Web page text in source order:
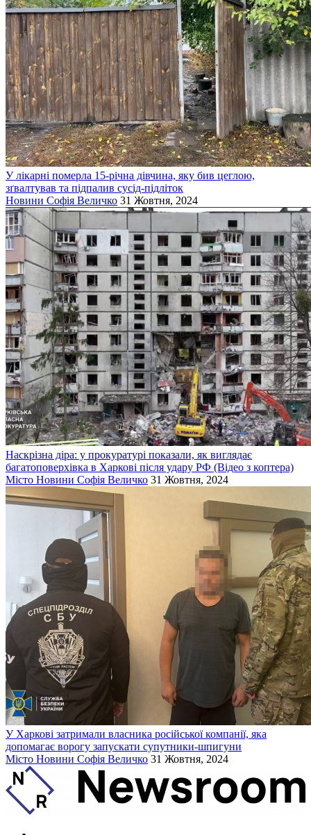
У лікарні померла 15-річна дівчина, яку бив цеглою,
зґвалтував та підпалив сусід-підліток
Новини Софія Величко 31 Жовтня, 2024
Наскрізна діра: у прокуратурі показали, як виглядає
багатоповерхівка в Харкові після удару РФ (Відео з коптера)
Місто Новини Софія Величко 31 Жовтня, 2024
У Харкові затримали власника російської компанії, яка
допомагає ворогу запускати супутники-шпигуни
Місто Новини Софія Величко 31 Жовтня, 2024